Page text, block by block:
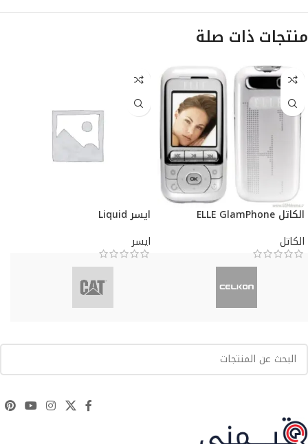
منتجات ذات صلة
الكاتل ELLE GlamPhone
الكاتل
ايسر Liquid
ايسر